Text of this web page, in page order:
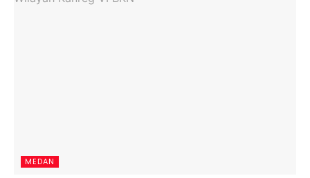
MEDAN